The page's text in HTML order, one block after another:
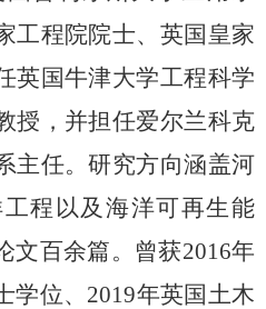
工程院院士、英国皇家
英国牛津大学工程科学
授，并担任爱尔兰科克
主任。研究方向涵盖河
程以及海洋可再生能
文百余篇。曾获2016年
位、 2019年英国土木